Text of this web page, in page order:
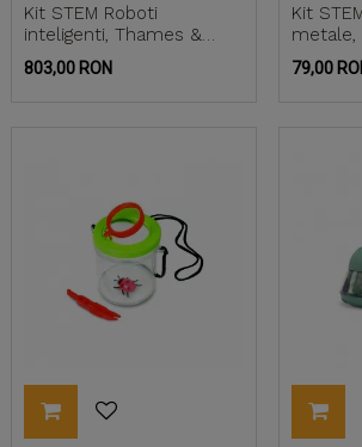
Kit STEM Roboti
inteligenti, Thames &
Kosmos
Pret
803,00 RON
Kit
metale,
Kosmos
Pret
79,00